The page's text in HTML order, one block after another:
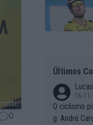
0
Últimos
16-
O ciclismo
g. André